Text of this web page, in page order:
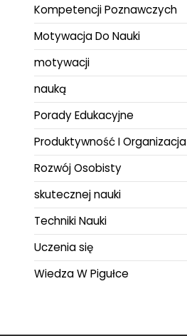
Kompetencji Poznawczych
Motywacja Do Nauki
motywacji
nauką
Porady Edukacyjne
Produktywność I Organizacja
Rozwój Osobisty
skutecznej nauki
Techniki Nauki
Uczenia się
Wiedza W Pigułce